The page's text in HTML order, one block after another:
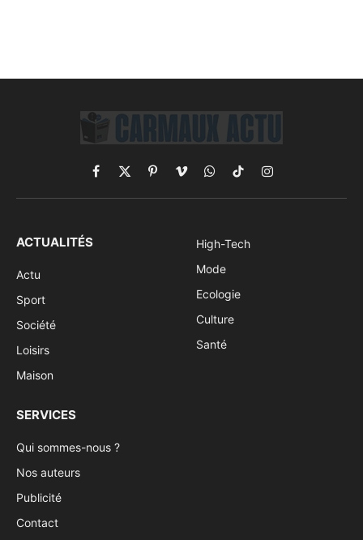
Facebook
X
(Twitter)
PinterestVimeoWhatsApp
TikTokInstagram
ACTUALITÉS
Actu
Sport
Société
Loisirs
Maison
High-Tech
Mode
Ecologie
Culture
Santé
SERVICES
Qui sommes-nous ?
Nos auteurs
Publicité
Contact